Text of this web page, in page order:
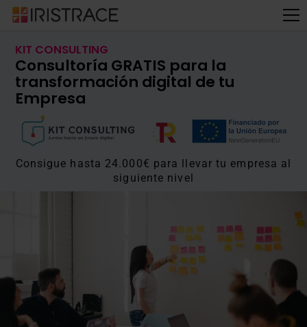
KIT CONSULTING
Consultoría GRATIS para la
transformación digital de tu
Empresa
Consigue hasta 24.000€ para llevar tu empresa al
siguiente nivel